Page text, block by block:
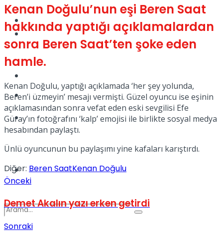
TV
Kadınca
Dünya
Tatil
Podcast
Kenan Doğulu’nun eşi Beren Saat
hakkında yaptığı açıklamalardan
sonra Beren Saat’ten şoke eden
hamle.
Kenan Doğulu, yaptığı açıklamada ‘her şey yolunda,
Beren’i üzmeyin’ mesajı vermişti. Güzel oyuncu ise eşinin
açıklamasından sonra vefat eden eski sevgilisi Efe
Güray’ın fotoğrafını ‘kalp’ emojisi ile birlikte sosyal medya
hesabından paylaştı.
Ünlü oyuncunun bu paylaşımı yine kafaları karıştırdı.
Diğer: Beren SaatKenan Doğulu
Önceki
Demet Akalın yazı erken getirdi
Sonraki